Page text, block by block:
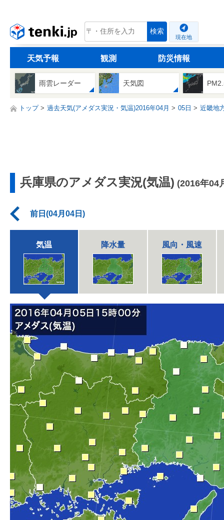
tenki.jp 検索
現在地
天気予報 観測 防災情報
雨雲レーダー 天気図
トップ 過去天気(アメダス実況・気温)2016年04月 05日 近畿地
兵庫県のアメダス実況(気温) (2016年04
前日(04月04日)
気温 降水量 風向・風速